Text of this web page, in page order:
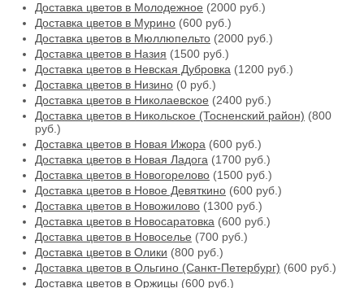
Доставка цветов в Молодежное (2000 руб.)
Доставка цветов в Мурино (600 руб.)
Доставка цветов в Мюллюпельто (2000 руб.)
Доставка цветов в Назия (1500 руб.)
Доставка цветов в Невская Дубровка (1200 руб.)
Доставка цветов в Низино (0 руб.)
Доставка цветов в Николаевское (2400 руб.)
Доставка цветов в Никольское (Тосненский район) (800
руб.)
Доставка цветов в Новая Ижора (600 руб.)
Доставка цветов в Новая Ладога (1700 руб.)
Доставка цветов в Новогорелово (1500 руб.)
Доставка цветов в Новое Девяткино (600 руб.)
Доставка цветов в Новожилово (1300 руб.)
Доставка цветов в Новосаратовка (600 руб.)
Доставка цветов в Новоселье (700 руб.)
Доставка цветов в Олики (800 руб.)
Доставка цветов в Ольгино (Санкт-Петербург) (600 руб.)
Доставка цветов в Оржицы (600 руб.)